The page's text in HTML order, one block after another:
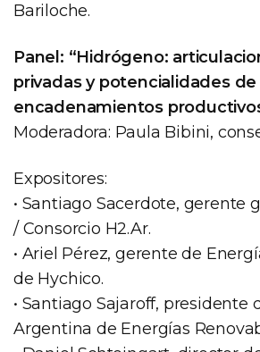
Bariloche.
Panel: “Hidrógeno:
privadas y potencialidades de
encadenamientos
Moderadora: Paula Bibini,
Expositores:
• Santiago Sacerdote, gerente
/ Consorcio H2.Ar.
• Ariel Pérez, gerente de
de Hychico.
• Santiago Sajaroff, presidente
Argentina de Energías